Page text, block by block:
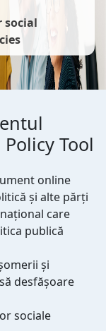
social
Tool
online
și alte părți
care
publică
și
desfășoare
sociale